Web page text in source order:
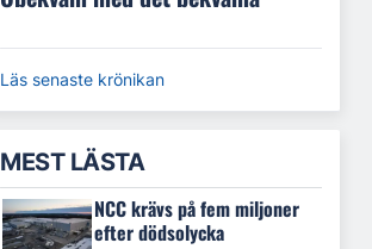
Läs senaste krönikan
MEST LÄSTA
NCC krävs på fem miljoner
efter dödsolycka